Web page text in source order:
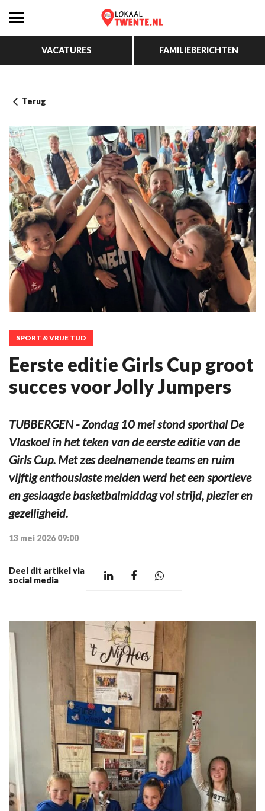
VACATURES FAMILIEBERICHTEN
Terug
SPORT & VRIJE TIJD
Eerste editie Girls Cup groot
succes voor Jolly Jumpers
TUBBERGEN - Zondag 10 mei stond sporthal De
Vlaskoel in het teken van de eerste editie van de
Girls Cup. Met zes deelnemende teams en ruim
vijftig enthousiaste meiden werd het een sportieve
en geslaagde basketbalmiddag vol strijd, plezier en
gezelligheid.
13 mei 2026 09:00
Deel dit artikel via
social media